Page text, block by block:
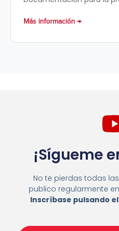
Más información
¡Sígueme
No te pierdas todas
publico regularmente
Inscríbase pulsando